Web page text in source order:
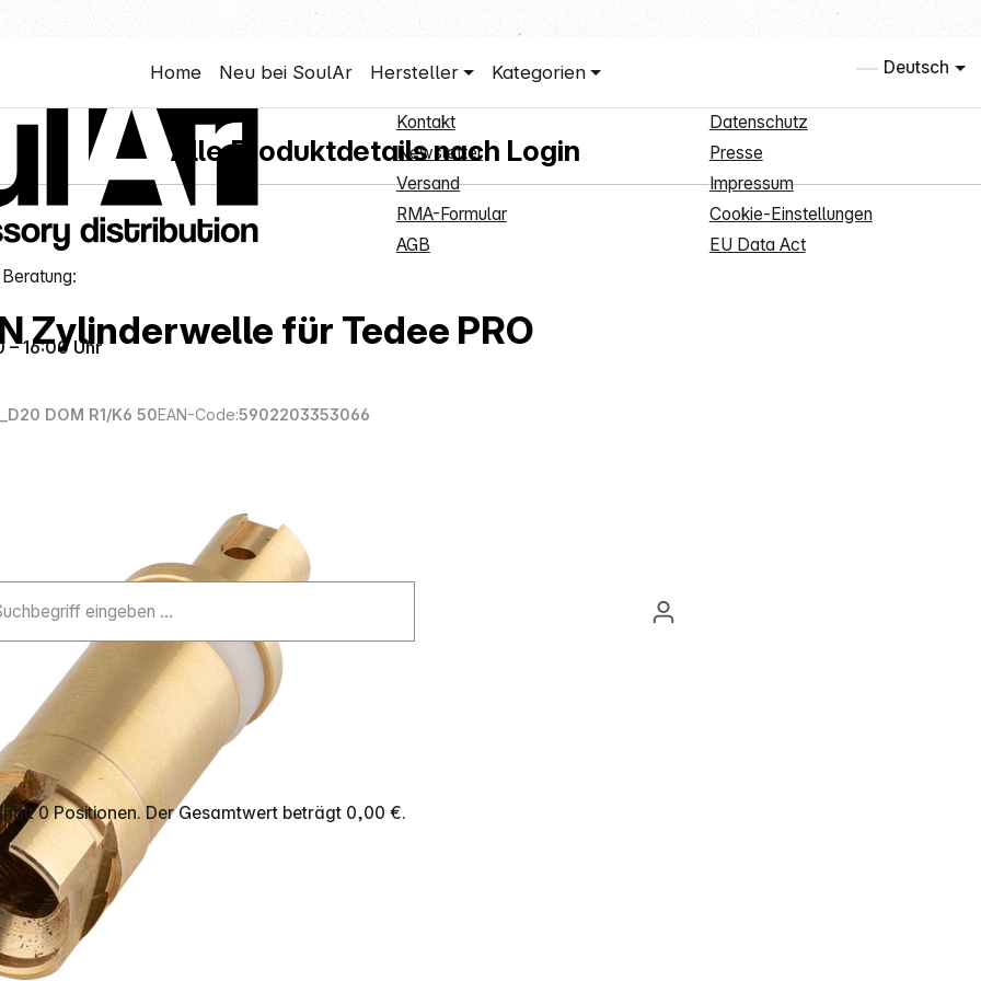
Deutsch
0 Positionen. Der Gesamtwert beträgt 0,00 €.
Home Neu bei SoulAr Hersteller Kategorien
Alle Produktdetails nach Login
Zylinderwelle für Tedee PRO
DOM R1/K6 50EAN-Code:5902203353066
– 16:00 Uhr
Kontakt
Newsletter
Versand
RMA-Formular
AGB
Datenschutz
Presse
Impressum
Cookie-Einstellungen
EU Data Act